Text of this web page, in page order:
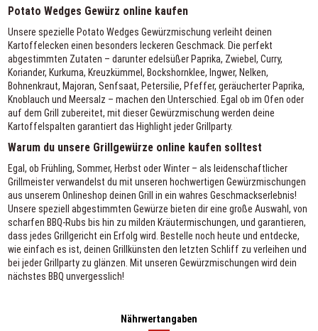
Potato Wedges Gewürz online kaufen
Unsere spezielle Potato Wedges Gewürzmischung verleiht deinen
Kartoffelecken einen besonders leckeren Geschmack. Die perfekt
abgestimmten Zutaten – darunter edelsüßer Paprika, Zwiebel, Curry,
Koriander, Kurkuma, Kreuzkümmel, Bockshornklee, Ingwer, Nelken,
Bohnenkraut, Majoran, Senfsaat, Petersilie, Pfeffer, geräucherter Paprika,
Knoblauch und Meersalz – machen den Unterschied. Egal ob im Ofen oder
auf dem Grill zubereitet, mit dieser Gewürzmischung werden deine
Kartoffelspalten garantiert das Highlight jeder Grillparty.
Warum du unsere Grillgewürze online kaufen solltest
Egal, ob Frühling, Sommer, Herbst oder Winter – als leidenschaftlicher
Grillmeister verwandelst du mit unseren hochwertigen Gewürzmischungen
aus unserem Onlineshop deinen Grill in ein wahres Geschmackserlebnis!
Unsere speziell abgestimmten Gewürze bieten dir eine große Auswahl, von
scharfen BBQ-Rubs bis hin zu milden Kräutermischungen, und garantieren,
dass jedes Grillgericht ein Erfolg wird. Bestelle noch heute und entdecke,
wie einfach es ist, deinen Grillkünsten den letzten Schliff zu verleihen und
bei jeder Grillparty zu glänzen. Mit unseren Gewürzmischungen wird dein
nächstes BBQ unvergesslich!
Nährwertangaben